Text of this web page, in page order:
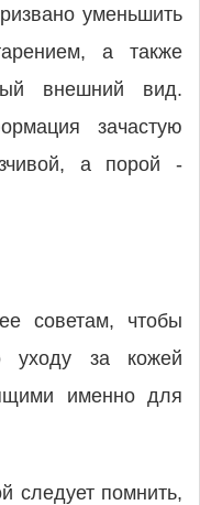
уменьшить
а также
внешний вид.
зачастую
а порой -
советам, чтобы
уходу за кожей
именно для
следует помнить,